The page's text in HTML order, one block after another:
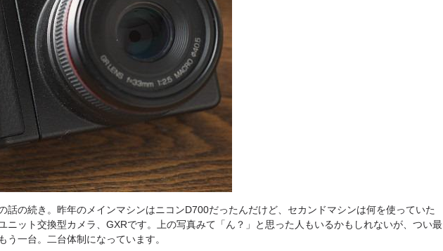
話の続き。昨年のメインマシンはニコンD700だったんだけど、セカンドマシンは何を使っていた
ニット交換型カメラ、GXRです。上の写真みて「ん？」と思った人もいるかもしれないが、つい最
う一台。二台体制になっています。